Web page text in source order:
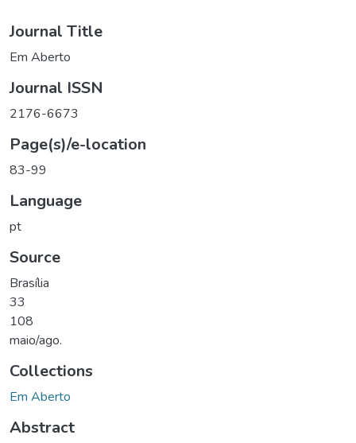
Journal Title
Em Aberto
Journal ISSN
2176-6673
Page(s)/e-location
83-99
Language
pt
Source
Brasília
33
108
maio/ago.
Collections
Em Aberto
Abstract